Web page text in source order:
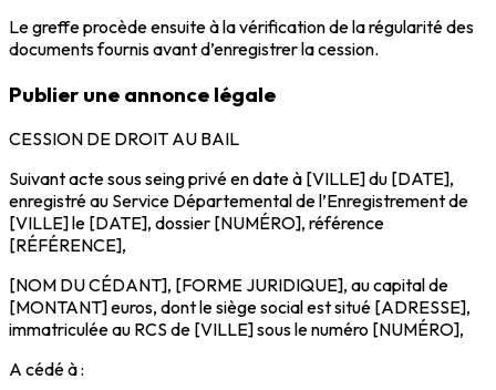
Le greffe procède ensuite à la vérification de la régularité des
documents fournis avant d’enregistrer la cession.
Publier une annonce légale
CESSION DE DROIT AU BAIL
Suivant acte sous seing privé en date à [VILLE] du [DATE],
enregistré au Service Départemental de l’Enregistrement de
[VILLE] le [DATE], dossier [NUMÉRO], référence
[RÉFÉRENCE],
[NOM DU CÉDANT], [FORME JURIDIQUE], au capital de
[MONTANT] euros, dont le siège social est situé [ADRESSE],
immatriculée au RCS de [VILLE] sous le numéro [NUMÉRO],
A cédé à :